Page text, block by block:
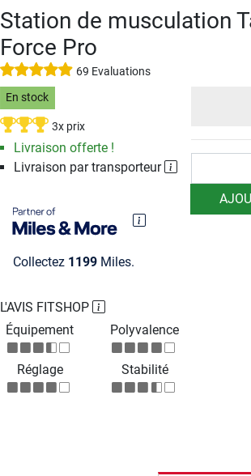
Station de musculation
Force Pro
69 Evaluations
En stock
3x prix
Livraison offerte !
Livraison par transporteur
Collectez 1199Miles.
L'AVIS FITSHOP
Équipement
Polyvalence
Réglage Stabilité